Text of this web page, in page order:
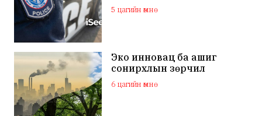
5 цагийн өмнө
Эко инновац ба ашиг
сонирхлын зөрчил
6 цагийн өмнө